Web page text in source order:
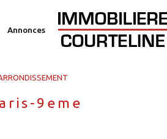
Annonces
9eme